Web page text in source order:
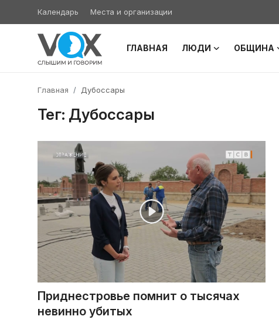
Календарь Места и организации
ГЛАВНАЯ ЛЮДИ ОБЩИНА
Милосердие
Культура
Иудаизм
Архивы
Галерея
Календарь
Главная Дубоссары
Тег: Дубоссары
Приднестровье помнит о тысячах
невинно убитых